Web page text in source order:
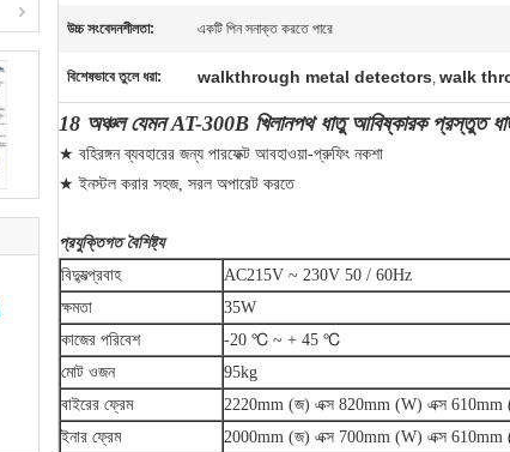
উচ্চ সংবেদনশীলতা: একটি পিন সনাক্ত করতে পারে
বিশেষভাবে তুলে ধরা: walkthrough metal detectors, walk
18 অঞ্চল যেমন AT-300B খিলানপথ ধাতু আবিষ্কারক প্রস্তুত
★ বহিরঙ্গন ব্যবহারের জন্য পারফেক্ট আবহাওয়া-প্রুফিং নকশা
★ ইনস্টল করার সহজ, সরল অপারেট করতে
প্রযুক্তিগত বৈশিষ্ট্য
বিদ্যুত্প্রবাহ
AC215V ~ 230V 50 / 60Hz
ক্ষমতা
35W
কাজের পরিবেশ
-20 ℃ ~ + 45 ℃
মোট ওজন
95kg
বাইরের ফ্রেম
2220mm (জ) এক্স 820mm (W) এক্স 610mm
ইনার ফ্রেম
2000mm (জ) এক্স 700mm (W) এক্স 610mm